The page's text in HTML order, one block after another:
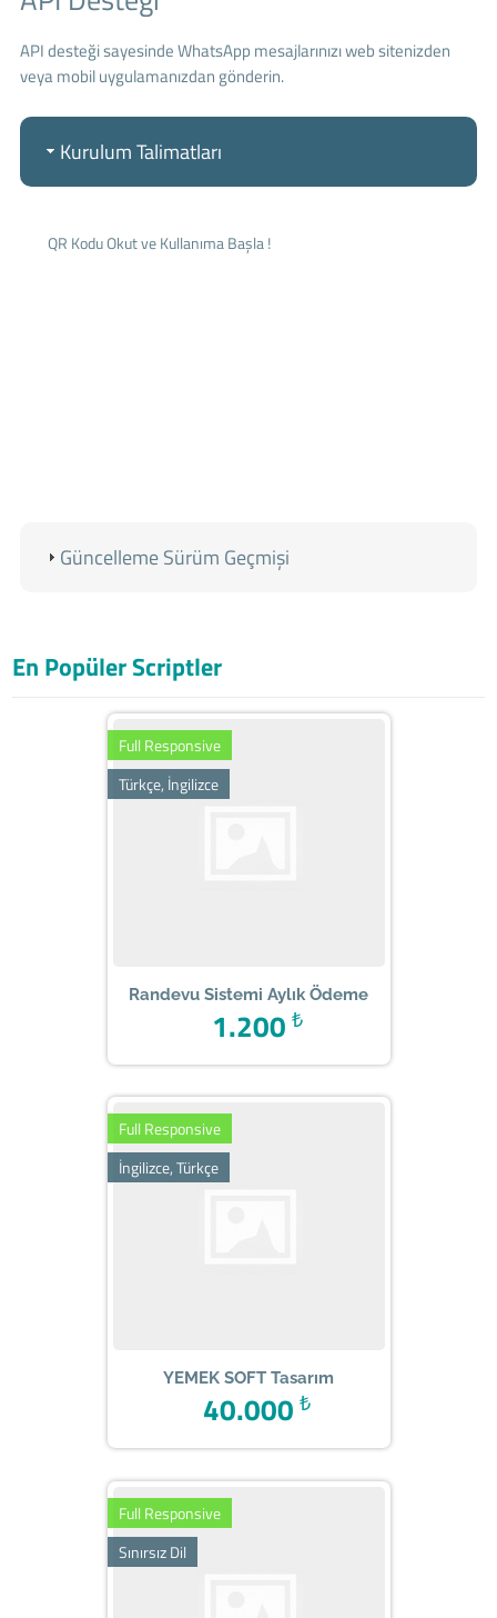
API desteği sayesinde WhatsApp mesajlarınızı web sitenizden
veya mobil uygulamanızdan gönderin.
Kurulum Talimatları
QR Kodu Okut ve Kullanıma Başla !
Güncelleme Sürüm Geçmişi
En Popüler Scriptler
Full Responsive
Türkçe, İngilizce
Randevu Sistemi Aylık Ödeme
₺
1.200
Full Responsive
İngilizce, Türkçe
YEMEK SOFT Tasarım
₺
40.000
Full Responsive
Sınırsız Dil